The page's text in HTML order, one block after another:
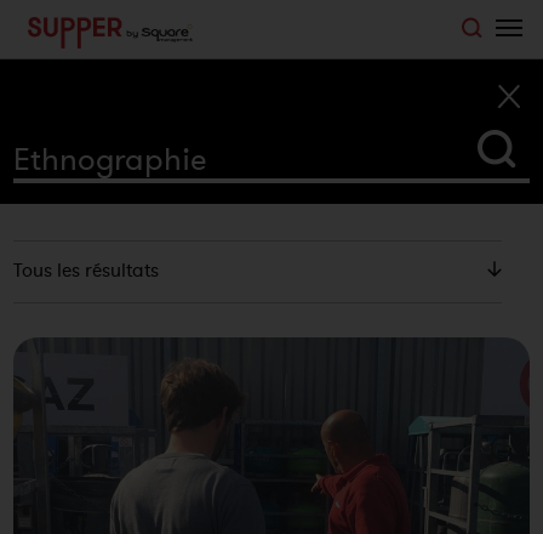
Recherche
Tous les résultats